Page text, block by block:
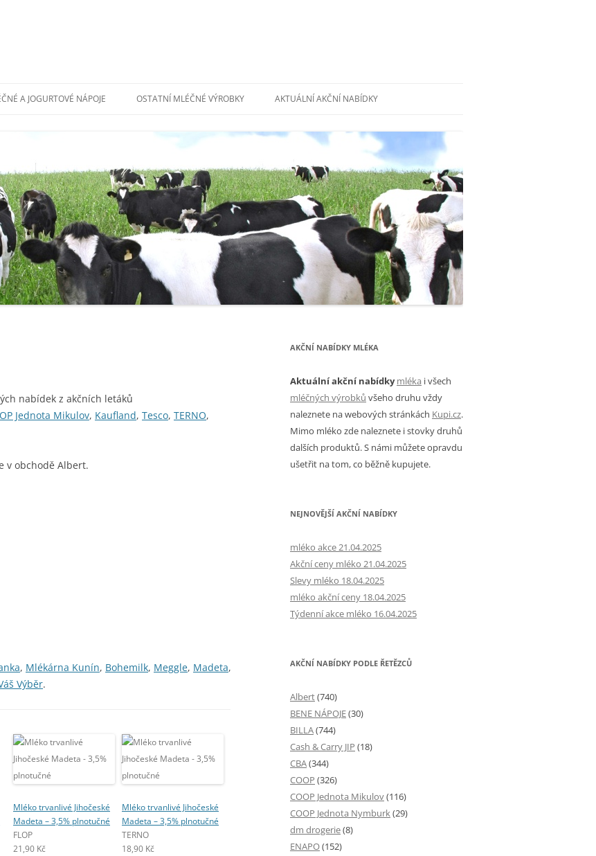
A JOGURTOVÉ NÁPOJE OSTATNÍ MLÉČNÉ VÝROBKY AKTUÁLNÍ AKČNÍ NABÍDKY
nabídek z akčních letáků
Jednota Mikulov, Kaufland, Tesco, TERNO,
v obchodě Albert.
, Mlékárna Kunín, Bohemilk, Meggle, Madeta,
Výběr.
Mléko trvanlivé Jihočeské
Madeta – 3,5% plnotučné
FLOP
21,90 Kč
Mléko trvanlivé Jihočeské
Madeta – 3,5% plnotučné
TERNO
18,90 Kč
AKČNÍ NABÍDKY MLÉKA
Aktuální akční nabídky mléka i všech
mléčných výrobků všeho druhu vždy
naleznete na webových stránkách Kupi.cz.
Mimo mléko zde naleznete i stovky druhů
dalších produktů. S námi můžete opravdu
ušetřit na tom, co běžně kupujete.
NEJNOVĚJŠÍ AKČNÍ NABÍDKY
mléko akce 21.04.2025
Akční ceny mléko 21.04.2025
Slevy mléko 18.04.2025
mléko akční ceny 18.04.2025
Týdenní akce mléko 16.04.2025
AKČNÍ NABÍDKY PODLE ŘETĚZCŮ
Albert(740)
BENE NÁPOJE(30)
BILLA(744)
Cash & Carry JIP (18)
CBA(344)
COOP (326)
COOP Jednota Mikulov(116)
COOP Jednota Nymburk(29)
dm drogerie(8)
ENAPO(152)